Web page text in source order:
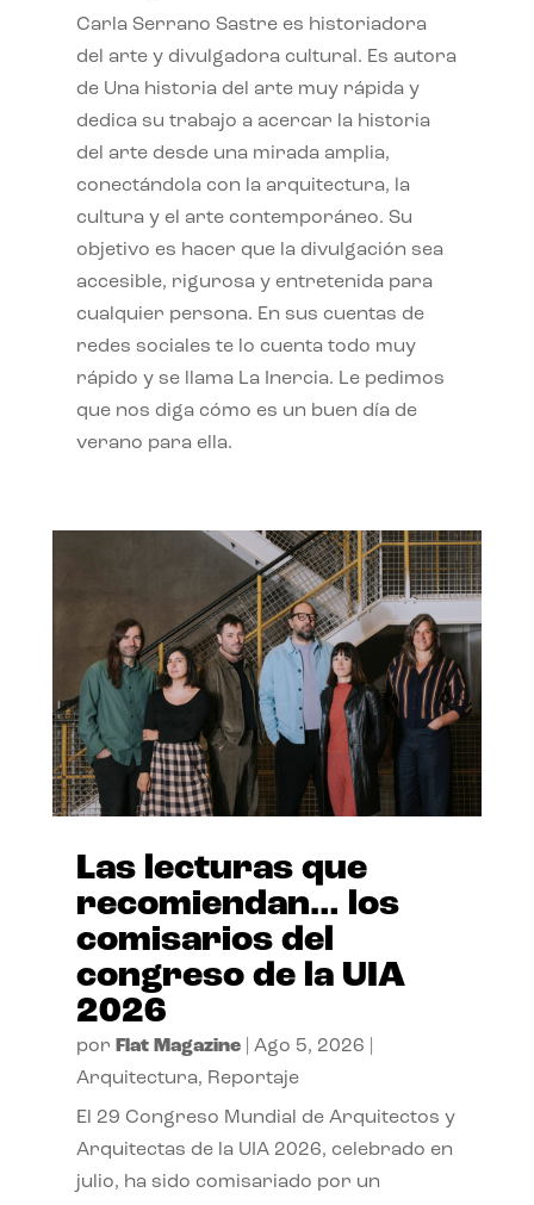
Carla Serrano Sastre es historiadora
del arte y divulgadora cultural. Es autora
de Una historia del arte muy rápida y
dedica su trabajo a acercar la historia
del arte desde una mirada amplia,
conectándola con la arquitectura, la
cultura y el arte contemporáneo. Su
objetivo es hacer que la divulgación sea
accesible, rigurosa y entretenida para
cualquier persona. En sus cuentas de
redes sociales te lo cuenta todo muy
rápido y se llama La Inercia. Le pedimos
que nos diga cómo es un buen día de
verano para ella.
Las lecturas que
recomiendan… los
comisarios del
congreso de la UIA
2026
por Flat Magazine| Ago 5, 2026
Arquitectura, Reportaje
El 29 Congreso Mundial de Arquitectos y
Arquitectas de la UIA 2026, celebrado en
julio, ha sido comisariado por un